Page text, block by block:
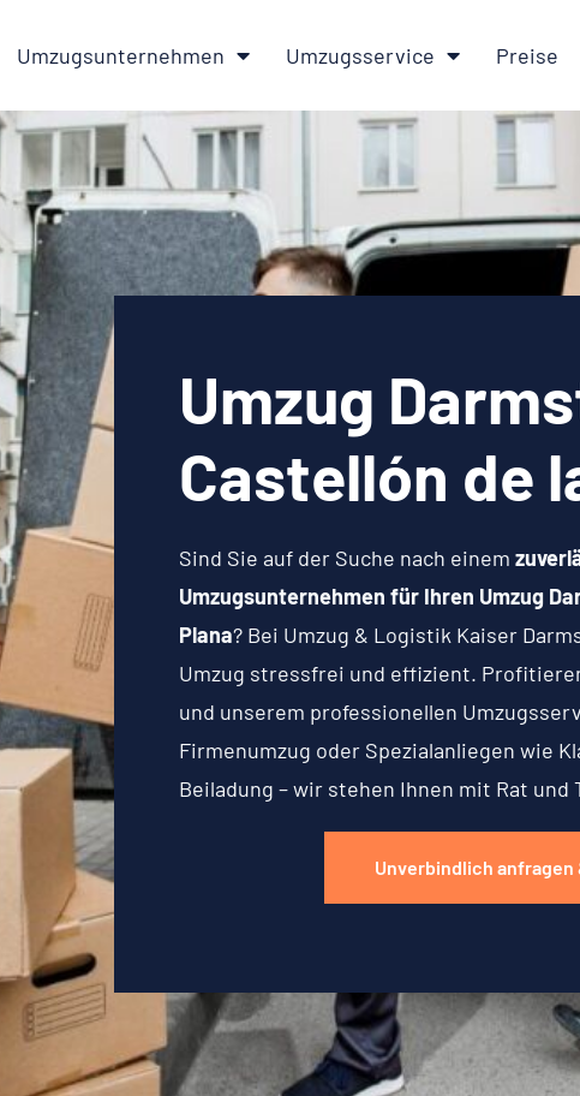
Umzugsunternehmen Umzugsservice Preise
Umzug
Castellón de
Sind Sie auf der Suche nach einem
Umzugsunternehmen für Ihren Umzug
Plana? Bei Umzug & Logistik Kaiser
Umzug stressfrei und effizient.
und unserem professionellen
Firmenumzug oder Spezialanliegen wie
Beiladung – wir stehen Ihnen mit Rat und
Unverbindlich anfragen